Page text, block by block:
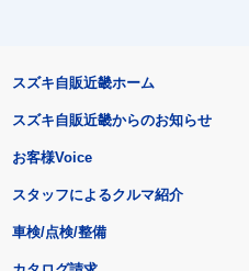
スズキ自販近畿ホーム
スズキ自販近畿からのお知らせ
お客様Voice
スタッフによるクルマ紹介
車検/点検/整備